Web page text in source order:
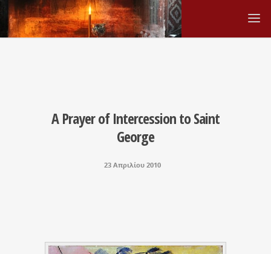
A Prayer of Intercession to Saint
George
23 Απριλίου 2010